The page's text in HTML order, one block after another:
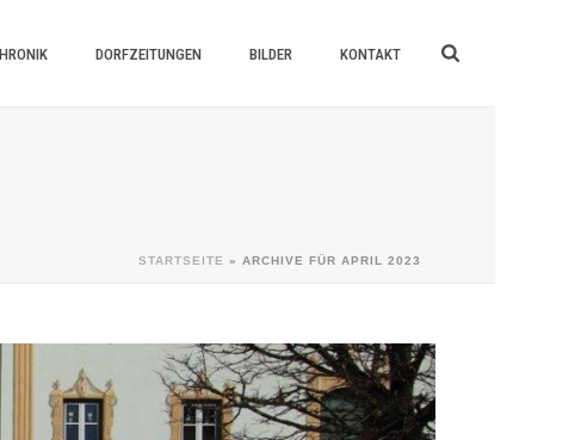
DORFZEITUNGEN BILDER KONTAKT
STARTSEITE » ARCHIVE FÜR APRIL 2023